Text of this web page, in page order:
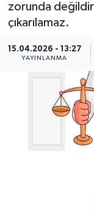
zorunda
çıkarılamaz.
15.04.2026 - 13:27
YAYINLANMA